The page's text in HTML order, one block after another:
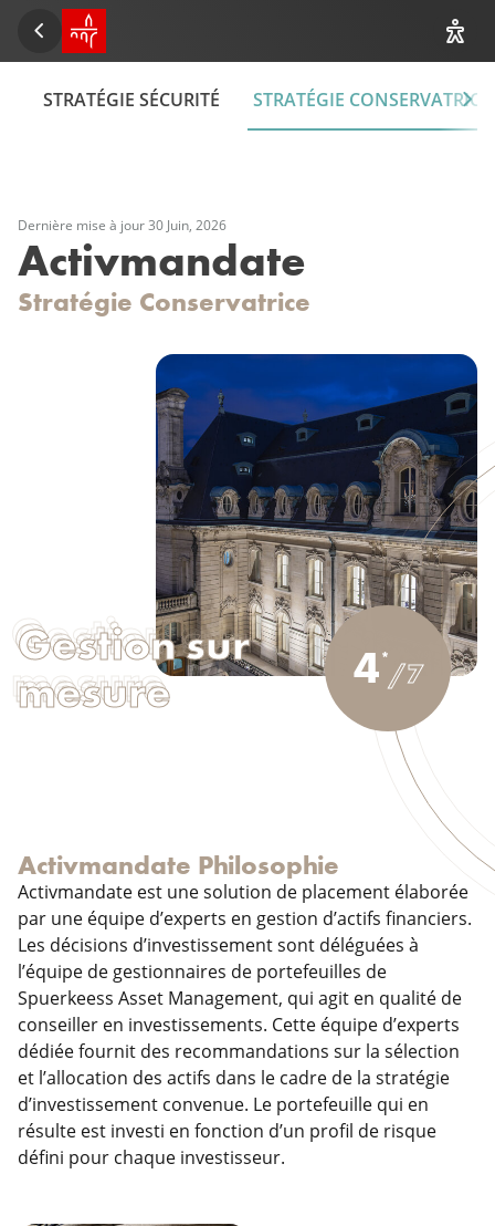
Retour
Accueil SPUERKEESS
STRATÉGIE SÉCURITÉ STRATÉGIE CONSERVATRICE
Dernière mise à jour 30 Juin, 2026
Activmandate
Stratégie Conservatrice
Gestion sur
mesure
4 /7
Activmandate Philosophie
Activmandate est une solution de placement élaborée
par une équipe d’experts en gestion d’actifs financiers.
Les décisions d’investissement sont déléguées à
l’équipe de gestionnaires de portefeuilles de
Spuerkeess Asset Management, qui agit en qualité de
conseiller en investissements. Cette équipe d’experts
dédiée fournit des recommandations sur la sélection
et l’allocation des actifs dans le cadre de la stratégie
d’investissement convenue. Le portefeuille qui en
résulte est investi en fonction d’un profil de risque
défini pour chaque investisseur.